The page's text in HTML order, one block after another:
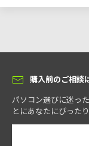
購入前のご相談
パソコン選びに迷っ
とにあなたにぴった